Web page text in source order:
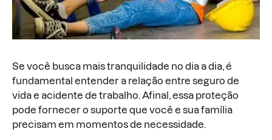
Se você busca mais tranquilidade no dia a dia, é
fundamental entender a relação entre seguro de
vida e acidente de trabalho. Afinal, essa proteção
pode fornecer o suporte que você e sua família
precisam em momentos de necessidade.